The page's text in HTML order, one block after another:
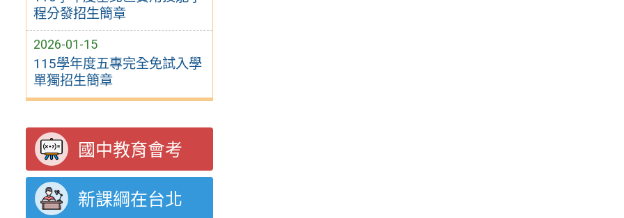
程分發招生簡章
2026-01-15
115學年度五專完全免試入學
單獨招生簡章
國中教育會考
新課綱在台北